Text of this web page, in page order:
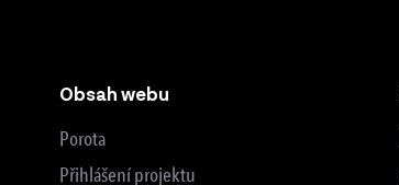
Obsah webu
Porota
Přihlášení projektu